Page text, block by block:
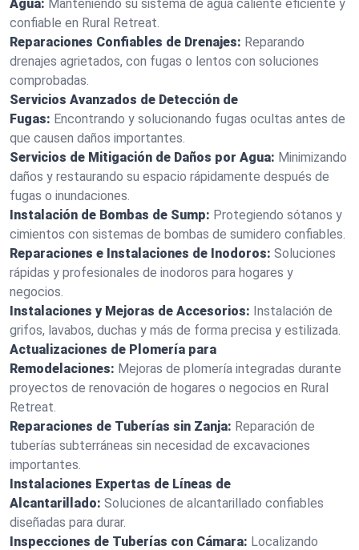
Agua: Manteniendo su sistema de agua caliente eficiente y
confiable en Rural Retreat.
Reparaciones Confiables de Drenajes: Reparando
drenajes agrietados, con fugas o lentos con soluciones
comprobadas.
Servicios Avanzados de Detección de
Fugas: Encontrando y solucionando fugas ocultas antes de
que causen daños importantes.
Servicios de Mitigación de Daños por Agua: Minimizando
daños y restaurando su espacio rápidamente después de
fugas o inundaciones.
Instalación de Bombas de Sump: Protegiendo sótanos y
cimientos con sistemas de bombas de sumidero confiables.
Reparaciones e Instalaciones de Inodoros: Soluciones
rápidas y profesionales de inodoros para hogares y
negocios.
Instalaciones y Mejoras de Accesorios: Instalación de
grifos, lavabos, duchas y más de forma precisa y estilizada.
Actualizaciones de Plomería para
Remodelaciones: Mejoras de plomería integradas durante
proyectos de renovación de hogares o negocios en Rural
Retreat.
Reparaciones de Tuberías sin Zanja: Reparación de
tuberías subterráneas sin necesidad de excavaciones
importantes.
Instalaciones Expertas de Líneas de
Alcantarillado: Soluciones de alcantarillado confiables
diseñadas para durar.
Inspecciones de Tuberías con Cámara: Localizando